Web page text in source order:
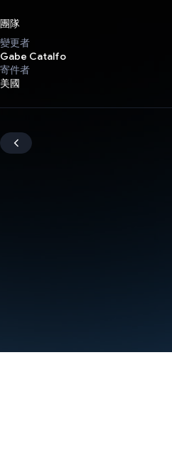
團隊
變更者
Gabe Catalfo
寄件者
美國